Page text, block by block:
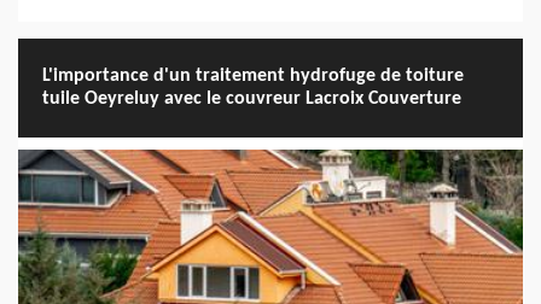
L'importance d'un traitement hydrofuge de toiture
tuile Oeyreluy avec le couvreur Lacroix Couverture